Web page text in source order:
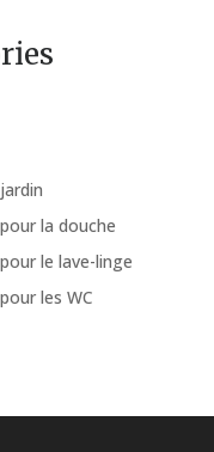
la douche
le lave-linge
les WC